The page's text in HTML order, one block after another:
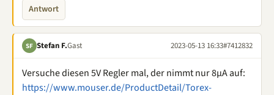
Antwort
SF Stefan F.Gast 2023-05-13 16:33#7412832
Versuche diesen 5V Regler mal, der nimmt nur 8µA auf:
https://www.mouser.de/ProductDetail/Torex-